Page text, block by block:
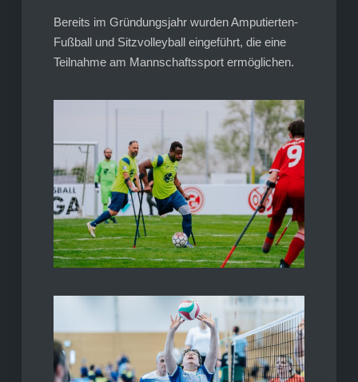
Bereits im Gründungsjahr wurden Amputierten-
Fußball und Sitzvolleyball eingeführt, die eine
Teilnahme am Mannschaftssport ermöglichen.